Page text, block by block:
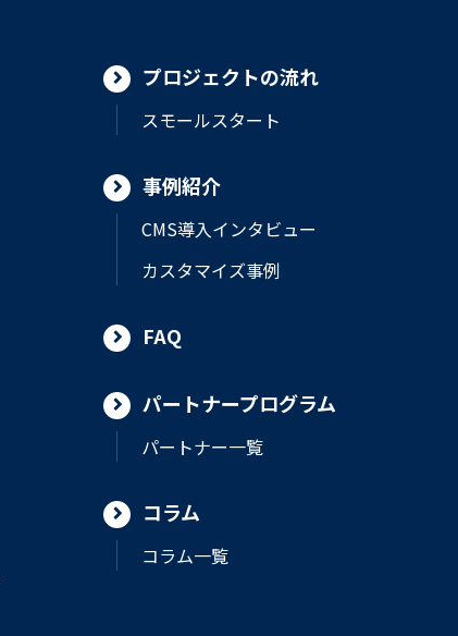
プロジェクトの流れ
スモールスタート
事例紹介
CMS導入インタビュー
カスタマイズ事例
FAQ
パートナープログラム
パートナー一覧
コラム
コラム一覧